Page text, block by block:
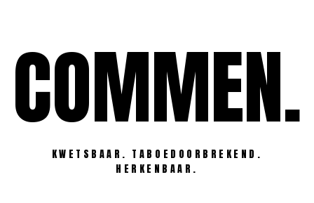
inhoudCOMMEN.
KWETSBAAR. TABOEDOORBREKEND.
HERKENBAAR.